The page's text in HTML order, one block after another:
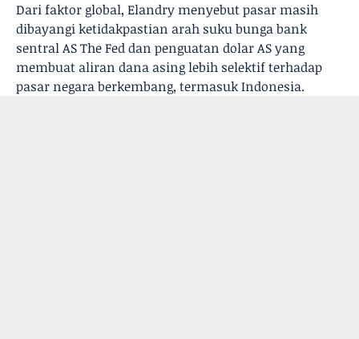
Dari faktor global, Elandry menyebut pasar masih
dibayangi ketidakpastian arah suku bunga bank
sentral AS The Fed dan penguatan dolar AS yang
membuat aliran dana asing lebih selektif terhadap
pasar negara berkembang, termasuk Indonesia.